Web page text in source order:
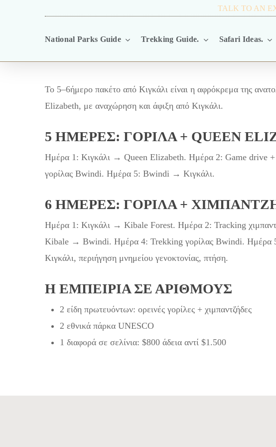
TALK TO AN
National Parks Guide Trekking Guide. Safari Ideas.
Το 5–6ήμερο πακέτο από Κιγκάλι είναι η αφρόκρεμα της
Elizabeth, με αναχώρηση και άφιξη από Κιγκάλι.
5 ΗΜΈΡΕΣ: ΓΟΡΊΛΑ + QUEEN
Ημέρα 1: Κιγκάλι → Queen Elizabeth. Ημέρα 2: Game drive
γορίλας Bwindi. Ημέρα 5: Bwindi → Κιγκάλι.
6 ΗΜΈΡΕΣ: ΓΟΡΊΛΑ +
Ημέρα 1: Κιγκάλι → Kibale Forest. Ημέρα 2: Tracking
Kibale → Bwindi. Ημέρα 4: Trekking γορίλας Bwindi. Ημέρα
Κιγκάλι, περιήγηση μνημείου γενοκτονίας, πτήση.
Η ΕΜΠΕΙΡΊΑ ΣΕ ΑΡΙΘΜΟΎΣ
2 είδη πρωτευόντων: ορεινές γορίλες + χιμπαντζήδες
2 εθνικά πάρκα UNESCO
1 διαφορά σε σελίνια: $800 άδεια αντί $1.500